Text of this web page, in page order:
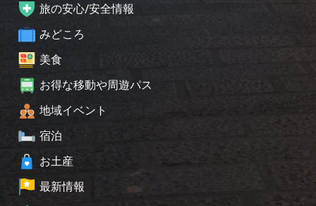
旅の安心/安全情報
みどころ
美食
お得な移動や周遊パス
地域イベント
宿泊
お土産
最新情報